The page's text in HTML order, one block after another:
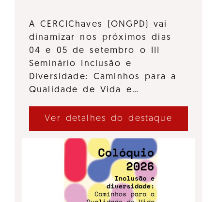
A CERCIChaves (ONGPD) vai
dinamizar nos próximos dias
04 e 05 de setembro o III
Seminário Inclusão e
Diversidade: Caminhos para a
Qualidade de Vida e…
Ver detalhes do destaque